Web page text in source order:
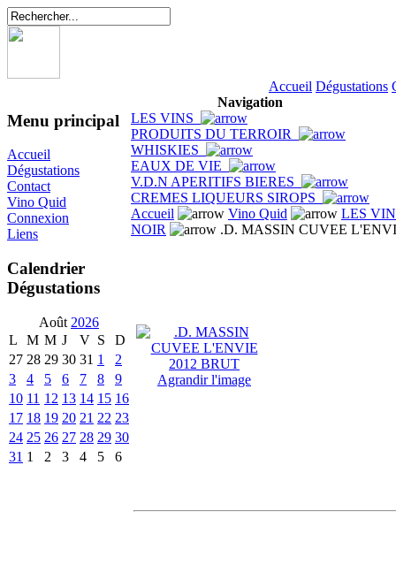
Accueil Dégustations
Menu principal
Accueil
Dégustations
Contact
Vino Quid
Connexion
Liens
Calendrier
Dégustations
Août 2026
L
M M J V S
D
27 28 29 30 31 1
2
3
4 5 6 7 8
9
10 11 12 13 14 15 16
17 18 19 20 21 22 23
24 25 26 27 28 29 30
31 1 2 3 4 5 6
Navigation
LES VINS
PRODUITS DU TERROIR
WHISKIES
EAUX DE VIE
V.D.N APERITIFS BIERES
CREMES LIQUEURS SIROPS
Accueil
Vino Quid
LES
NOIR
.D. MASSIN CUVEE
Agrandir l'image